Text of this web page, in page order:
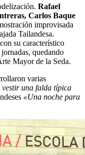
Rafael
Carlos Baque
improvisada
Tailandesa.
su característico
quedando
Mayor de la Seda.
varias
una falda típica
«Una noche para